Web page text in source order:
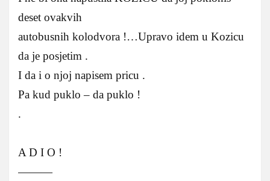
deset ovakvih
autobusnih kolodvora !…Upravo idem u Kozicu
da je posjetim .
I da i o njoj napisem pricu .
Pa kud puklo – da puklo !
.
A D I O !
———